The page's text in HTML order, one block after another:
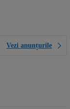
Vezi anunțurile